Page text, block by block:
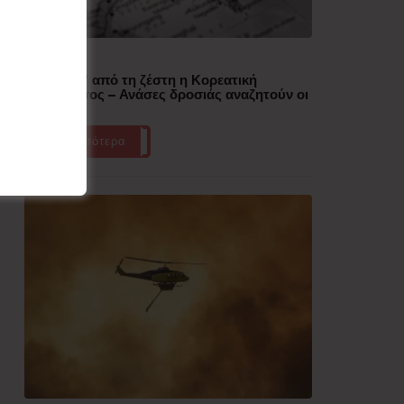
“Έλιωσε” από τη ζέστη η Κορεατική
Χερσόνησος – Ανάσες δροσιάς αναζητούν οι
Περισσότερα